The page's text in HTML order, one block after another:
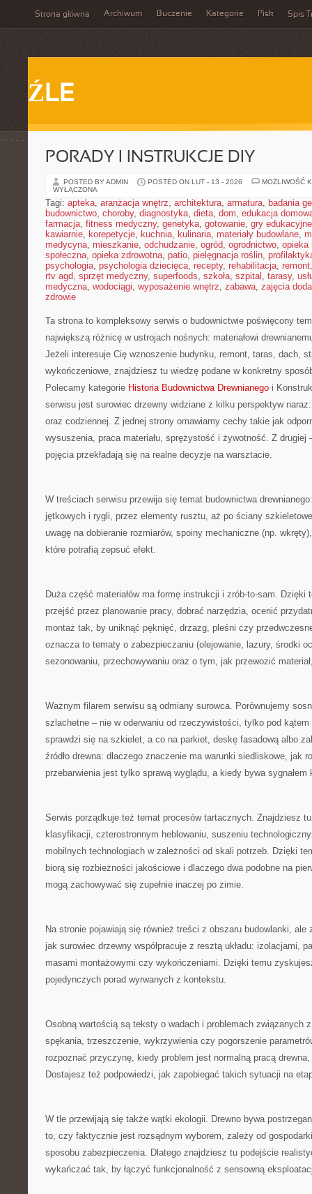
Strona główna Archiwum Buczenie Kategorie Pisk Spis
ŹLE
PORADY I INSTRUKCJE DIY
POSTED BY ADMIN POSTED ON LUT - 13 - 2026
MOŻLIWOŚĆ
WYŁĄCZONA
Tagi: apteka, aranżacja wnętrz, architektura, armatura, badania
budownictwo, choroby, diagnostyka, dieta, dom, edukacja
farmacja, fitness medyczny, genetyka, gotowanie, gry edukacyjne
kawiarnie, korepetycje, kuchnia, kulinaria, materiały budowlane,
medycyna, mieszkanie, odchudzanie, ogród, ogrodnictwo, opieka
społeczna, opieka zdrowotna, patio, pielęgnacja roślin,
psychologia, psychologia dziecięca, recepty, rehabilitacja, remont
rtv agd, sprzęt medyczny, superfoods, szkoła, szpital , tarasy,
medyczna, wodociągi, wyposażenie wnętrz, zabawa, zajęcia
zdrowie
Ta strona to kompleksowy serwis o budownictwie poświęcony
największą różnicę w ustrojach nośnych: materiałowi
Jeżeli interesuje Cię wznoszenie budynku, remont, taras, dach,
wykończeniowe, znajdziesz tu wiedzę podane w konkretny
Polecamy kategorie Historia Budownictwa Drewnianego i
serwisu jest surowiec drzewny widziane z kilku perspektyw
oraz codziennej. Z jednej strony omawiamy cechy takie jak
wysuszenia, praca materiału, sprężystość i żywotność. Z
pojęcia przekładają się na realne decyzje na warsztacie.
W treściach serwisu przewija się temat budownictwa
jętkowych i rygli, przez elementy rusztu, aż po ściany
uwagę na dobieranie rozmiarów, spoiny mechaniczne (np.
które potrafią zepsuć efekt.
Duża część materiałów ma formę instrukcji i zrób-to-sam. Dzięki
przejść przez planowanie pracy, dobrać narzędzia, ocenić
montaż tak, by uniknąć pęknięć, drzazg, pleśni czy
oznacza to tematy o zabezpieczaniu (olejowanie, lazury, środki
sezonowaniu, przechowywaniu oraz o tym, jak przewozić
Ważnym filarem serwisu są odmiany surowca. Porównujemy
szlachetne – nie w oderwaniu od rzeczywistości, tylko pod
sprawdzi się na szkielet, a co na parkiet, deskę fasadową albo
źródło drewna: dlaczego znaczenie ma warunki siedliskowe, jak
przebarwienia jest tylko sprawą wyglądu, a kiedy bywa sygnałem
Serwis porządkuje też temat procesów tartacznych. Znajdziesz
klasyfikacji, czterostronnym heblowaniu, suszeniu
mobilnych technologiach w zależności od skali potrzeb. Dzięki
biorą się rozbieżności jakościowe i dlaczego dwa podobne na
mogą zachowywać się zupełnie inaczej po zimie.
Na stronie pojawiają się również treści z obszaru budowlanki,
jak surowiec drzewny współpracuje z resztą układu: izolacjami,
masami montażowymi czy wykończeniami. Dzięki temu
pojedynczych porad wyrwanych z kontekstu.
Osobną wartością są teksty o wadach i problemach związanych
spękania, trzeszczenie, wykrzywienia czy pogorszenie
rozpoznać przyczynę, kiedy problem jest normalną pracą
Dostajesz też podpowiedzi, jak zapobiegać takich sytuacji na
W tle przewijają się także wątki ekologii. Drewno bywa
to, czy faktycznie jest rozsądnym wyborem, zależy od
sposobu zabezpieczenia. Dlatego znajdziesz tu podejście
wykańczać tak, by łączyć funkcjonalność z sensowną